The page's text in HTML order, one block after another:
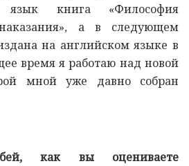
язык книга «Философия
а в следующем
на английском языке в
время я работаю над новой
мной уже давно собран
как вы оцениваете